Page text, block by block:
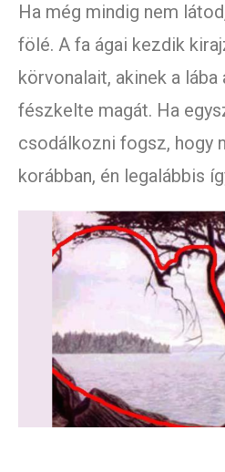
Ha még mindig nem
fölé. A fa ágai kezdik
körvonalait, akinek a
fészkelte magát. Ha
csodálkozni fogsz, hogy
korábban, én legalábbis